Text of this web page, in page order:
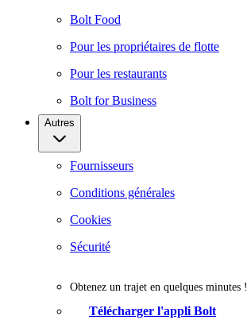
Bolt Food
Pour les propriétaires de flotte
Pour les restaurants
Bolt for Business
Autres
Fournisseurs
Conditions générales
Cookies
Sécurité
Obtenez un trajet en quelques minutes !
Télécharger l'appli Bolt